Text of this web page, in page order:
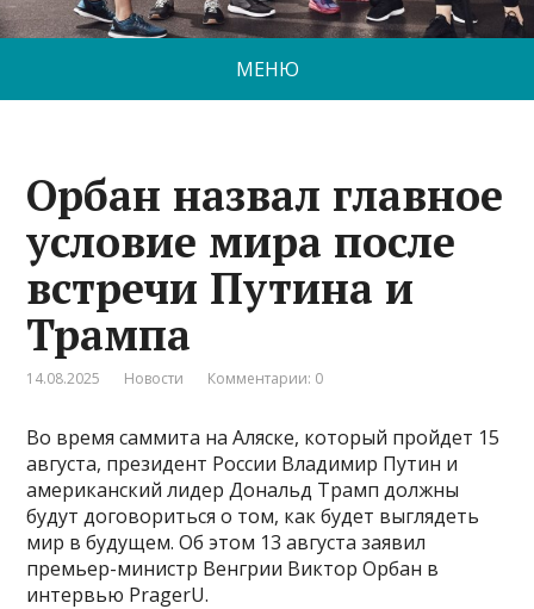
МЕНЮ
Орбан назвал главное
условие мира после
встречи Путина и
Трампа
14.08.2025 Новости Комментарии: 0
Во время саммита на Аляске, который пройдет 15
августа, президент России Владимир Путин и
американский лидер Дональд Трамп должны
будут договориться о том, как будет выглядеть
мир в будущем. Об этом 13 августа заявил
премьер-министр Венгрии Виктор Орбан в
интервью PragerU.